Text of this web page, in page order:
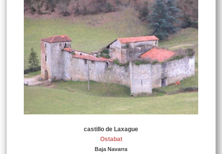
castillo de Laxague
Ostabat
Baja Navarra